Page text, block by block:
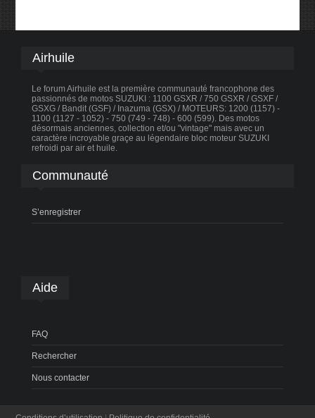
Airhuile
Le forum Airhuile est la première communauté francophone des
passionnés de motos SUZUKI : 1100 GSXR / 750 GSXR / GSXF /
GSXG / Bandit (GSF) / Inazuma (GSX) / MOTEURS: 1200 (1157) -
1100 (1127 - 1052) - 750 (749 - 748) - 600 (599). Des motos
désormais anciennes, collection et/ou "vintage" mais avec un
caractère incroyable graçe au légendaire bloc moteur SUZUKI
refroidi par air et huile.
Communauté
S’enregistrer
Aide
FAQ
Rechercher
Nous contacter